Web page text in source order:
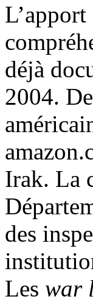
L’apport
déjà
2004.
Irak. La
des
Les war